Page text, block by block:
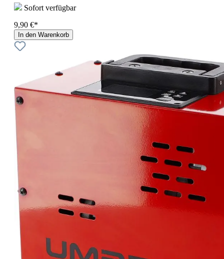
Sofort verfügbar
9,90 €*
In den Warenkorb